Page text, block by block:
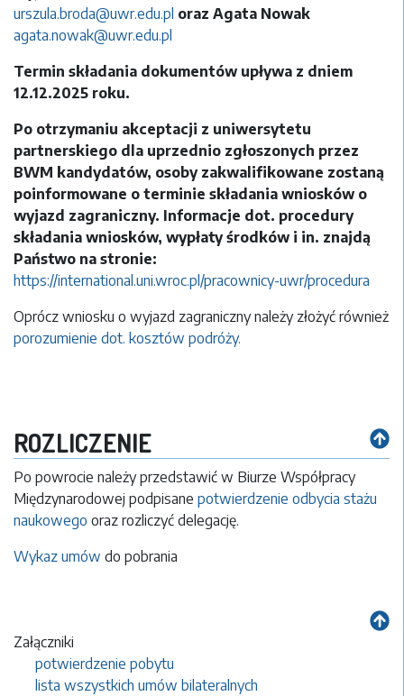
urszula.broda@uwr.edu.pl oraz Agata Nowak
agata.nowak@uwr.edu.pl
Termin składania dokumentów upływa z dniem
12.12.2025 roku.
Po otrzymaniu akceptacji z uniwersytetu
partnerskiego dla uprzednio zgłoszonych przez
BWM kandydatów, osoby zakwalifikowane zostaną
poinformowane o terminie składania wniosków o
wyjazd zagraniczny. Informacje dot. procedury
składania wniosków, wypłaty środków i in. znajdą
Państwo na stronie:
https://international.uni.wroc.pl/pracownicy-uwr/procedura
Oprócz wniosku o wyjazd zagraniczny należy złożyć również
porozumienie dot. kosztów podróży.
ROZLICZENIE
Po powrocie należy przedstawić w Biurze Współpracy
Międzynarodowej podpisane potwierdzenie odbycia stażu
naukowego oraz rozliczyć delegację.
Wykaz umów do pobrania
Załączniki
potwierdzenie pobytu
lista wszystkich umów bilateralnych